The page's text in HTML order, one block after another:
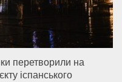
перетворили на
іспанського